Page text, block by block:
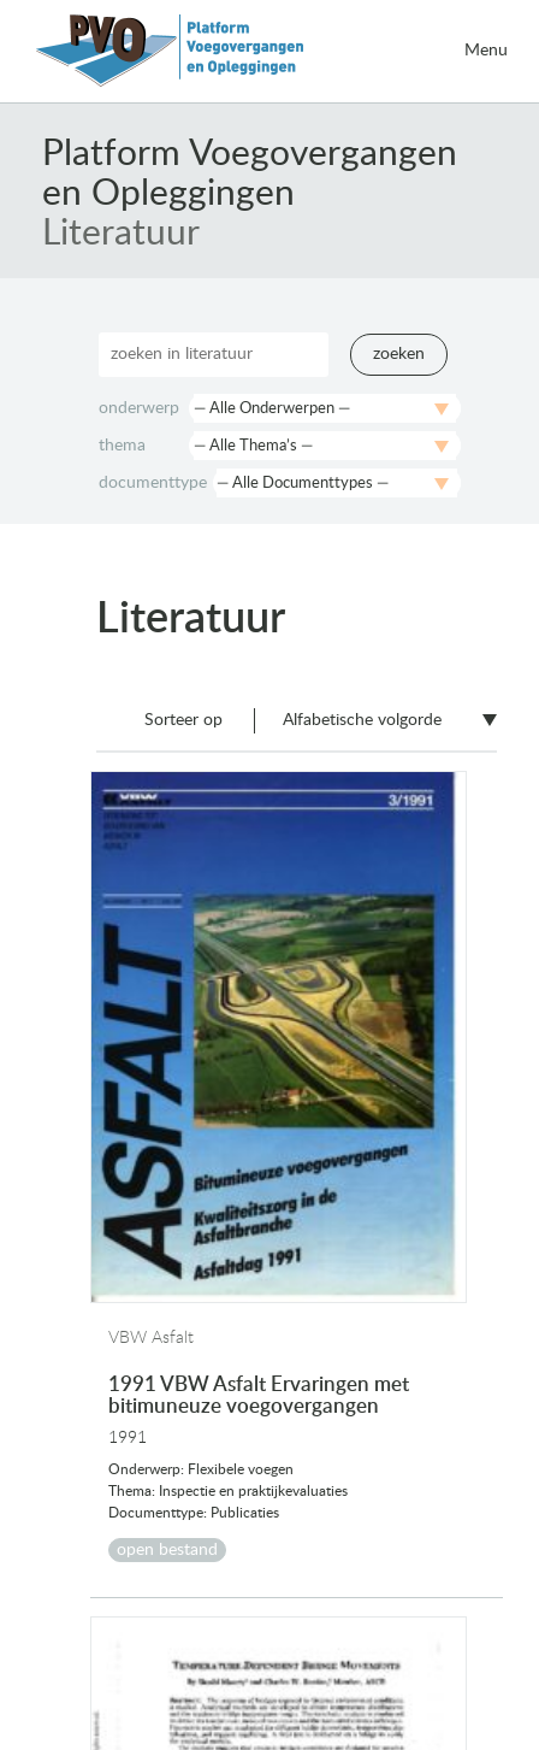
Menu
springen
Platform Voegovergangen
en Opleggingen
Literatuur
zoeken
onderwerp
thema
documenttype
Literatuur
Sorteer op Alfabetische volgorde
VBW Asfalt
1991 VBW Asfalt Ervaringen met
bitimuneuze voegovergangen
1991
Onderwerp: Flexibele voegen
Thema: Inspectie en praktijkevaluaties
Documenttype: Publicaties
open bestand